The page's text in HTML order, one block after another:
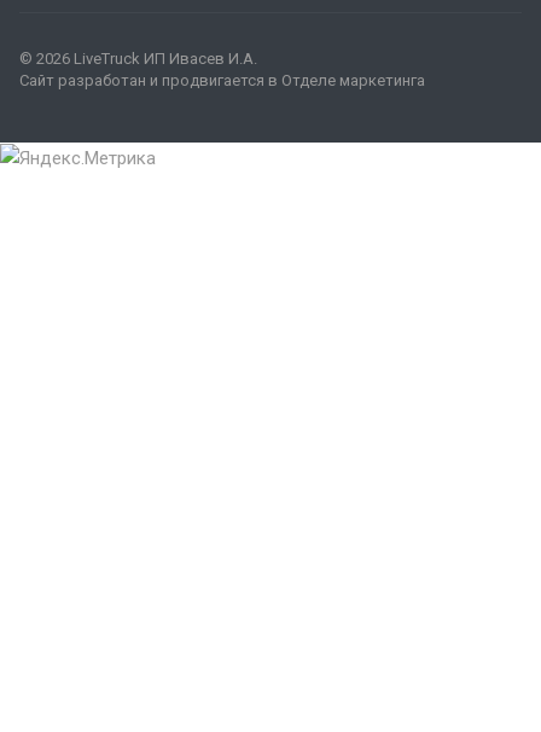
© 2026 LiveTruck ИП Ивасев И.А.
Сайт разработан и продвигается в Отделе маркетинга